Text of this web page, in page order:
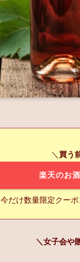
＼ 買う
楽天のお
今だけ数量限定クー
＼女子会や